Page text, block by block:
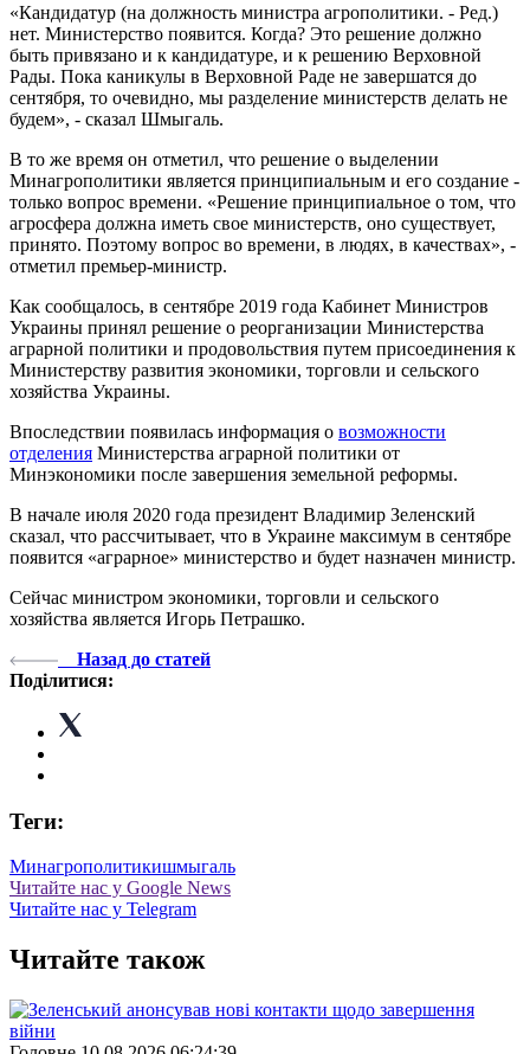
«Кандидатур (на должность министра агрополитики. - Ред.)
нет. Министерство появится. Когда? Это решение должно
быть привязано и к кандидатуре, и к решению Верховной
Рады. Пока каникулы в Верховной Раде не завершатся до
сентября, то очевидно, мы разделение министерств делать не
будем», - сказал Шмыгаль.
В то же время он отметил, что решение о выделении
Минагрополитики является принципиальным и его создание -
только вопрос времени. «Решение принципиальное о том, что
агросфера должна иметь свое министерств, оно существует,
принято. Поэтому вопрос во времени, в людях, в качествах», -
отметил премьер-министр.
Как сообщалось, в сентябре 2019 года Кабинет Министров
Украины принял решение о реорганизации Министерства
аграрной политики и продовольствия путем присоединения к
Министерству развития экономики, торговли и сельского
хозяйства Украины.
Впоследствии появилась информация о возможности
отделения Министерства аграрной политики от
Минэкономики после завершения земельной реформы.
В начале июля 2020 года президент Владимир Зеленский
сказал, что рассчитывает, что в Украине максимум в сентябре
появится «аграрное» министерство и будет назначен министр.
Сейчас министром экономики, торговли и сельского
хозяйства является Игорь Петрашко.
Назад до статей
Поділитися:
Теги:
Минагрополитикишмыгаль
Читайте нас у Google News
Читайте нас у Telegram
Читайте також